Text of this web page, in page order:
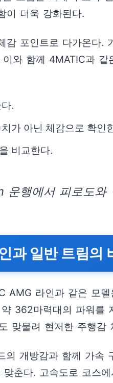
이 더욱 강화된다.
포인트로 다가온다.
와 함께 4MATIC과
.
가 아닌 체감으로 확인
비교한다.
행에서 피로도와
과 일반 트림의
라인과 같은 모
362마력대의 파워를
맞물려 현저한 주행감
개방감과 함께 가속
춘다. 고속도로 코스